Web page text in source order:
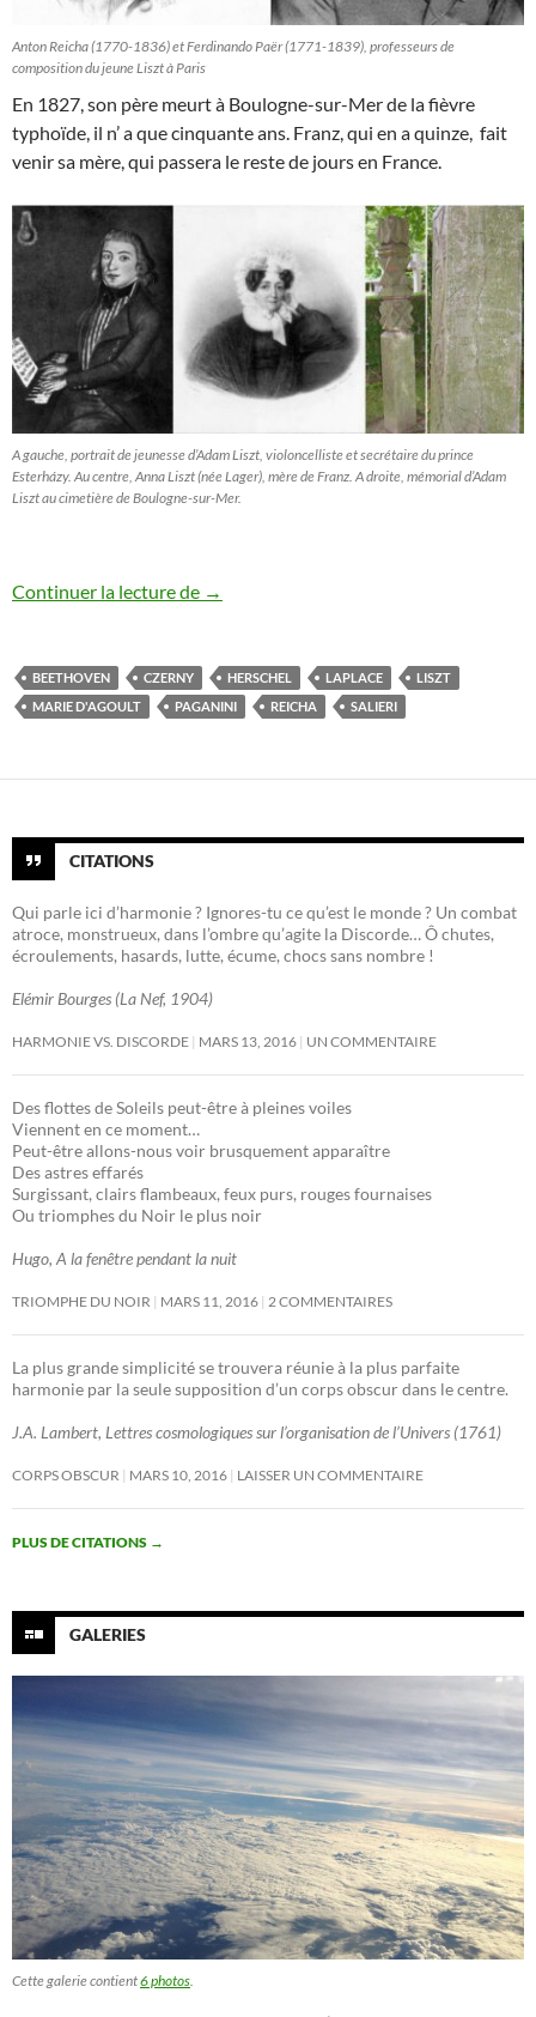
Anton Reicha (1770-1836) et Ferdinando Paër (1771-1839), professeurs de
composition du jeune Liszt à Paris
En 1827, son père meurt à Boulogne-sur-Mer de la fièvre
typhoïde, il n’ a que cinquante ans. Franz, qui en a quinze, fait
venir sa mère, qui passera le reste de jours en France.
A gauche, portrait de jeunesse d’Adam Liszt, violoncelliste et secrétaire du prince
Esterházy. Au centre, Anna Liszt (née Lager), mère de Franz. A droite, mémorial d’Adam
Liszt au cimetière de Boulogne-sur-Mer.
Continuer la lecture de Franz Liszt dans les étoiles (2): 1811-
→
BEETHOVEN CZERNY HERSCHEL LAPLACE
LISZT
MARIE D'AGOULT
PAGANINI REICHA SALIERI
CITATIONS
Qui parle ici d’harmonie ? Ignores-tu ce qu’est le monde ? Un combat
atroce, monstrueux, dans l’ombre qu’agite la Discorde… Ô chutes,
écroulements, hasards, lutte, écume, chocs sans nombre !
Elémir Bourges (La Nef, 1904)
HARMONIE VS. DISCORDE MARS 13, 2016 UN COMMENTAIRE
Des flottes de Soleils peut-être à pleines voiles
Viennent en ce moment…
Peut-être allons-nous voir brusquement apparaître
Des astres effarés
Surgissant, clairs flambeaux, feux purs, rouges fournaises
Ou triomphes du Noir le plus noir
Hugo, A la fenêtre pendant la nuit
TRIOMPHE DU NOIR MARS 11, 2016 2 COMMENTAIRES
La plus grande simplicité se trouvera réunie à la plus parfaite
harmonie par la seule supposition d’un corps obscur dans le centre.
J.A. Lambert, Lettres cosmologiques sur l’organisation de l’Univers (1761)
CORPS OBSCUR MARS 10, 2016 LAISSER UN COMMENTAIRE
PLUS DE CITATIONS →
GALERIES
Cette galerie contient6 photos